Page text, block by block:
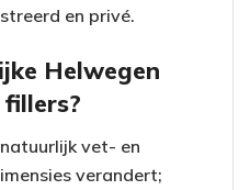
en privé.
Helwegen
vet- en
verandert;